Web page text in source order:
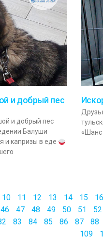
и добрый пес
и добрый пес
Балуши
и капризы в еде
«Шанс
10 11 12 13 14 15 16
46 47 48 49 50 51 52
83 84 85 86 87 88
109